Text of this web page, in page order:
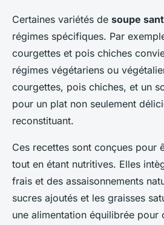
Certaines variétés de soupe
régimes spécifiques. Par
courgettes et pois chiches
régimes végétariens ou
courgettes, pois chiches, et un
pour un plat non seulement
reconstituant.
Ces recettes sont conçues pour
tout en étant nutritives. Elles
frais et des assaisonnements
sucres ajoutés et les graisses
une alimentation équilibrée pour